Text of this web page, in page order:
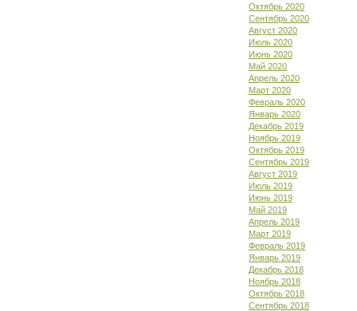
Октябрь 2020
Сентябрь 2020
Август 2020
Июль 2020
Июнь 2020
Май 2020
Апрель 2020
Март 2020
Февраль 2020
Январь 2020
Декабрь 2019
Ноябрь 2019
Октябрь 2019
Сентябрь 2019
Август 2019
Июль 2019
Июнь 2019
Май 2019
Апрель 2019
Март 2019
Февраль 2019
Январь 2019
Декабрь 2018
Ноябрь 2018
Октябрь 2018
Сентябрь 2018